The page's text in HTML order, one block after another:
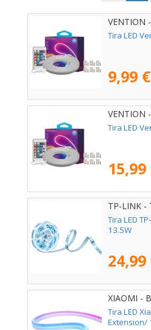
VENTION
Tira LED
9,99 €
VENTION
Tira LED
15,99
TP-LINK -
Tira LED
13.5W
24,99
XIAOMI -
Tira LED
Extension/